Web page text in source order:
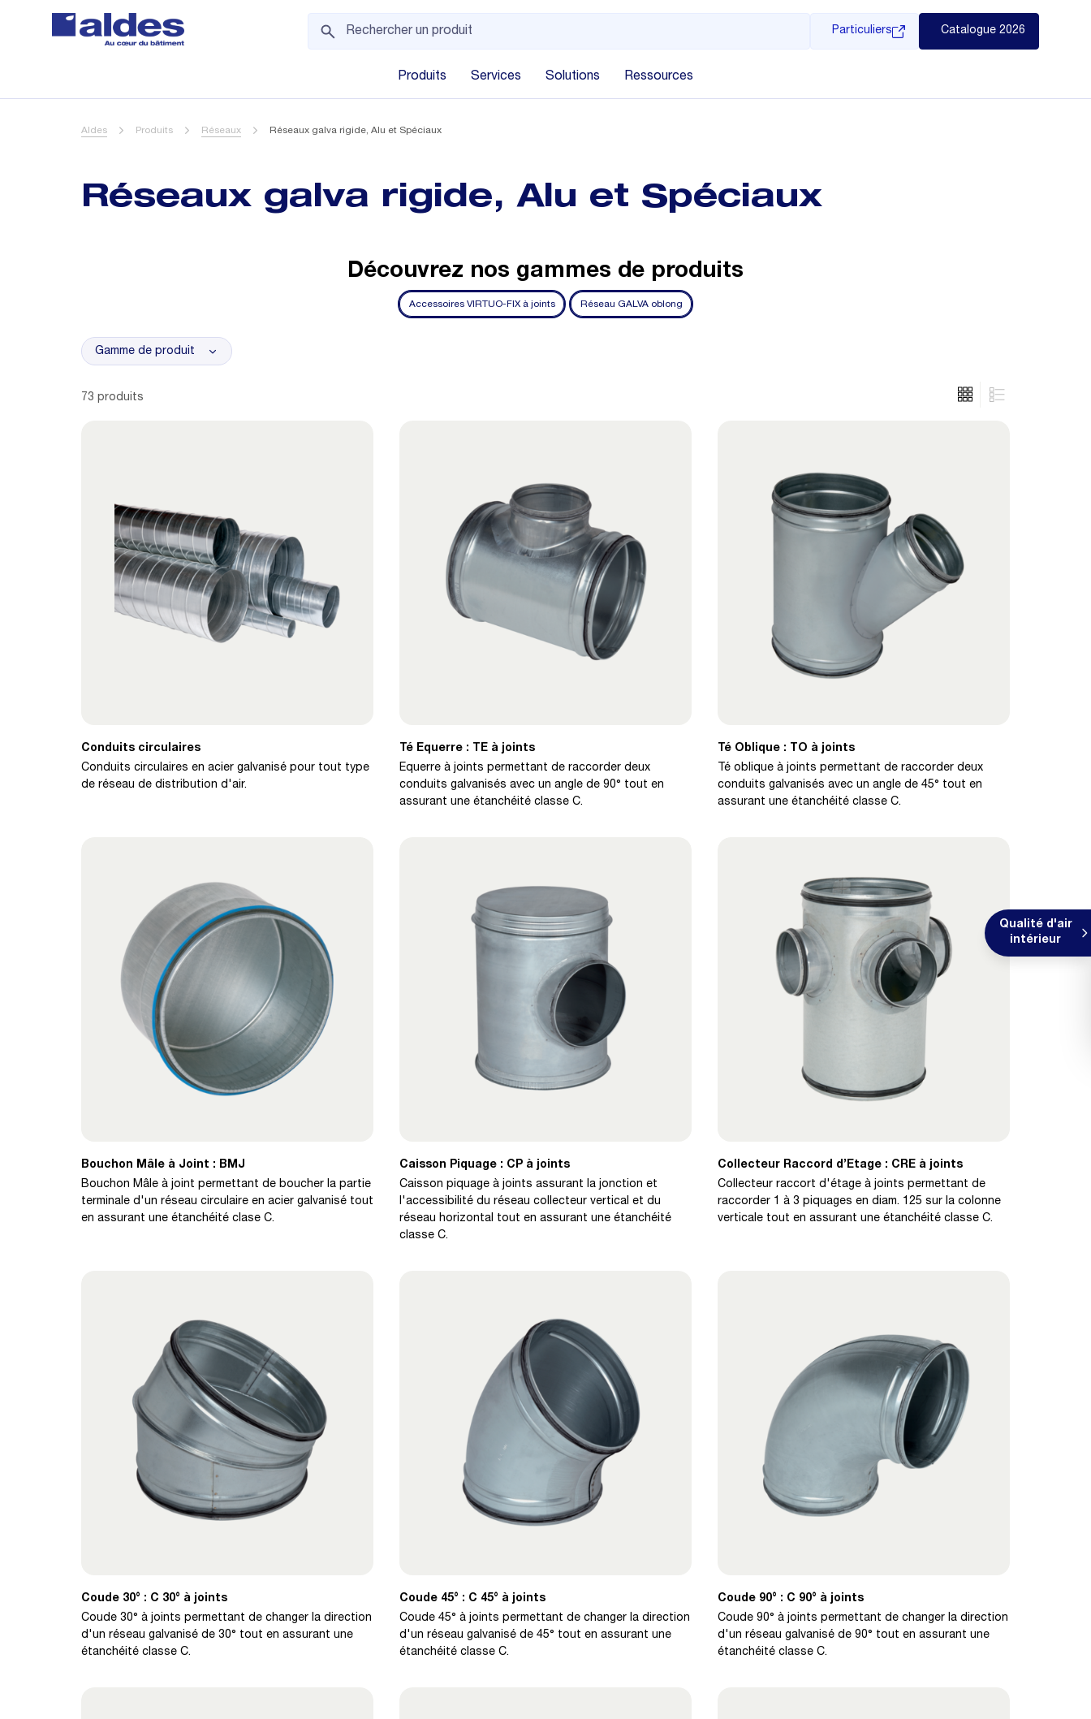
Particuliers Catalogue 2026
Produits Services Solutions Ressources
Aldes Produits Réseaux Réseaux galva rigide, Alu et Spéciaux
Qualité d'air
intérieur
Réseaux galva rigide, Alu et Spéciaux
Découvrez nos gammes de produits
Accessoires VIRTUO-FIX à joints Réseau GALVA oblong
Gamme de produit
73 produits
Conduits circulaires
Conduits circulaires en acier galvanisé pour tout type
de réseau de distribution d'air.
Té Equerre : TE à joints
Equerre à joints permettant de raccorder deux
conduits galvanisés avec un angle de 90° tout en
assurant une étanchéité classe C.
Té Oblique : TO à joints
Té oblique à joints permettant de raccorder deux
conduits galvanisés avec un angle de 45° tout en
assurant une étanchéité classe C.
Bouchon Mâle à Joint : BMJ
Bouchon Mâle à joint permettant de boucher la partie
terminale d'un réseau circulaire en acier galvanisé tout
en assurant une étanchéité clase C.
Caisson Piquage : CP à joints
Caisson piquage à joints assurant la jonction et
l'accessibilité du réseau collecteur vertical et du
réseau horizontal tout en assurant une étanchéité
classe C.
Collecteur Raccord d’Etage : CRE à joints
Collecteur raccort d'étage à joints permettant de
raccorder 1 à 3 piquages en diam. 125 sur la colonne
verticale tout en assurant une étanchéité classe C.
Coude 30° : C 30° à joints
Coude 30° à joints permettant de changer la direction
d'un réseau galvanisé de 30° tout en assurant une
étanchéité classe C.
Coude 45° : C 45° à joints
Coude 45° à joints permettant de changer la direction
d'un réseau galvanisé de 45° tout en assurant une
étanchéité classe C.
Coude 90° : C 90° à joints
Coude 90° à joints permettant de changer la direction
d'un réseau galvanisé de 90° tout en assurant une
étanchéité classe C.